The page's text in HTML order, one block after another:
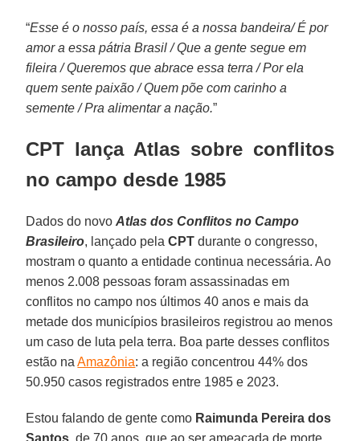
“Esse é o nosso país, essa é a nossa bandeira/ É por
amor a essa pátria Brasil / Que a gente segue em
fileira / Queremos que abrace essa terra / Por ela
quem sente paixão / Quem põe com carinho a
semente / Pra alimentar a nação.”
CPT lança Atlas sobre conflitos
no campo desde 1985
Dados do novoAtlas dos Conflitos no Campo
Brasileiro, lançado pelaCPT durante o congresso,
mostram o quanto a entidade continua necessária. Ao
menos 2.008 pessoas foram assassinadas em
conflitos no campo nos últimos 40 anos e mais da
metade dos municípios brasileiros registrou ao menos
um caso de luta pela terra. Boa parte desses conflitos
estão naAmazônia: a região concentrou 44% dos
50.950 casos registrados entre 1985 e 2023.
Estou falando de gente como Raimunda Pereira dos
Santos , de 70 anos, que ao ser ameaçada de morte